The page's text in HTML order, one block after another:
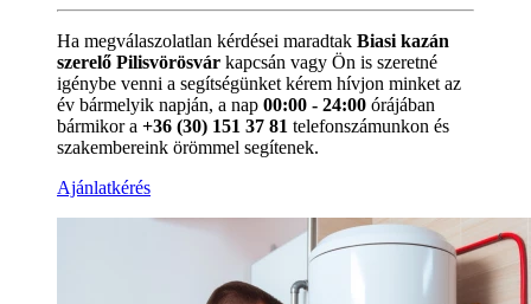
Ha megválaszolatlan kérdései maradtak Biasi kazán
szerelő Pilisvörösvár kapcsán vagy Ön is szeretné
igénybe venni a segítségünket kérem hívjon minket az
év bármelyik napján, a nap 00:00 - 24:00 órájában
bármikor a +36 (30) 151 37 81 telefonszámunkon és
szakembereink örömmel segítenek.
Ajánlatkérés